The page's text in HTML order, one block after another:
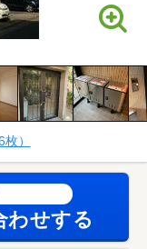
）
わせする